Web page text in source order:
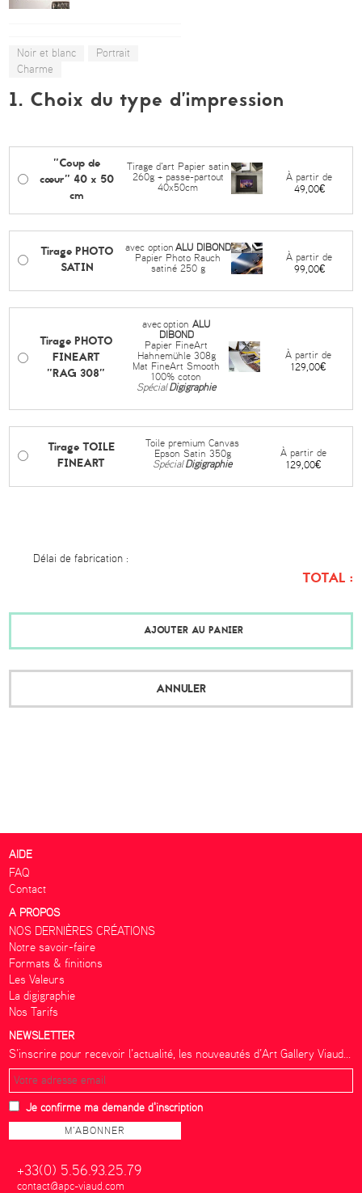
Noir et blanc
Portrait
Charme
1. Choix du type d’impression
"Coup de
cœur" 40 x 50
cm
Tirage d'art Papier satin
260g + passe-partout
40x50cm
À partir de
49,00€
Tirage PHOTO
SATIN
avec option ALU DIBOND
Papier Photo Rauch
satiné 250 g
À partir de
99,00€
Tirage PHOTO
FINEART
"RAG 308"
avecoptionALU
DIBOND
Papier FineArt
Hahnemühle 308g
Mat FineArt Smooth
100% coton
SpécialDigigraphie
À partir de
129,00€
Tirage TOILE
FINEART
Toile premium Canvas
Epson Satin 350g
SpécialDigigraphie
À partir de
129,00€
Délai de fabrication :
TOTAL :
ANNULER
AJOUTER AU PANIER
AIDE
FAQ
Contact
A PROPOS
NOS DERNIÈRES CRÉATIONS
Notre savoir-faire
Formats & finitions
Les Valeurs
La digigraphie
Nos Tarifs
NEWSLETTER
S’inscrire pour recevoir l’actualité, les nouveautés d’Art Gallery Viaud...
Je confirme ma demande d'inscription
+33(0) 5.56.93.25.79
contact@apc-viaud.com